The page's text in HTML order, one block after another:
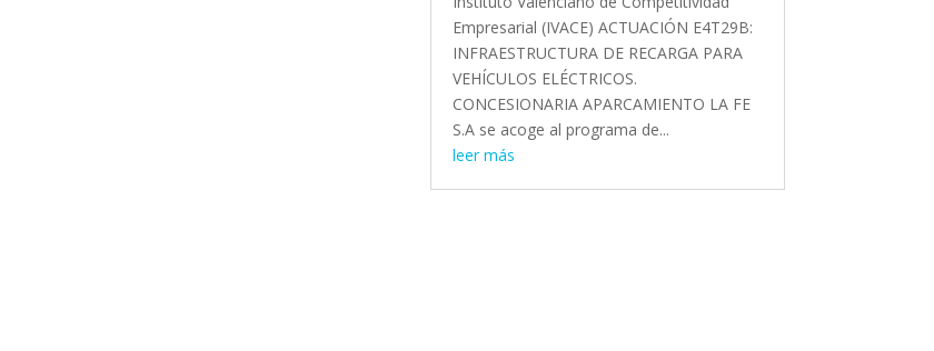
Empresarial (IVACE) ACTUACIÓN E4T29B:
INFRAESTRUCTURA DE RECARGA PARA
VEHÍCULOS ELÉCTRICOS.
CONCESIONARIA APARCAMIENTO LA FE
S.A se acoge al programa de...
leer más